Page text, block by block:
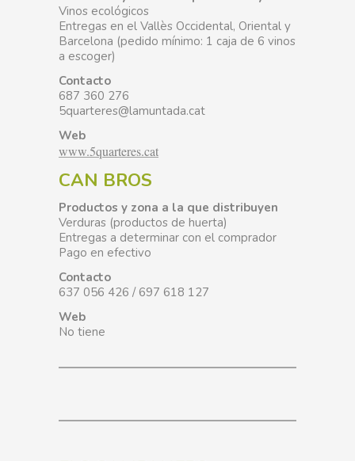
Vinos ecológicos
Entregas en el Vallès Occidental, Oriental y
Barcelona (pedido mínimo: 1 caja de 6 vinos
a escoger)
Contacto
687 360 276
5quarteres@lamuntada.cat
Web
www.5quarteres.cat
CAN BROS
Productos y zona a la que distribuyen
Verduras (productos de huerta)
Entregas a determinar con el comprador
Pago en efectivo
Contacto
637 056 426 / 697 618 127
Web
No tiene